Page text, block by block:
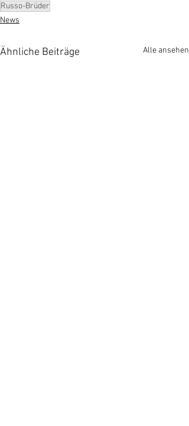
Russo-Brüder
News
Ähnliche Beiträge Alle ansehen